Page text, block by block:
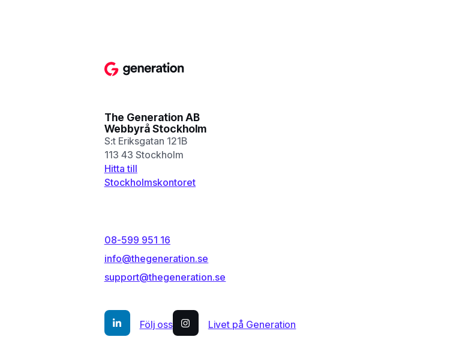
The Generation AB
Webbyrå Stockholm
S:t Eriksgatan 121B
113 43 Stockholm
Hitta till
Stockholmskontoret
08-599 951 16
info@thegeneration.se
support@thegeneration.se
Följ oss Livet på Generation